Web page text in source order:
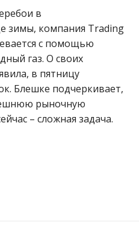
в
зимы, компания Trading
с помощью
газ. О своих
в пятницу
Блешке подчеркивает,
рыночную
– сложная задача.